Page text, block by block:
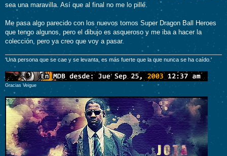
sea una maravilla. Así que al final no me lo pillé.
Me pasa algo parecido con los nuevos tomos Super Dragon Ball Heroes
que tengo algunos, pero el dibujo es asqueroso y me iba a hacer la
colección, pero ya creo que voy a pasar.
'Una persona que se cae y se levanta, es más fuerte que la que nunca se ha caído.'
Gracias Veigue